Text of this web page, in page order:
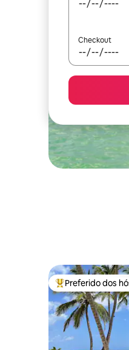
Checkout
Entre os melhores
Preferido dos